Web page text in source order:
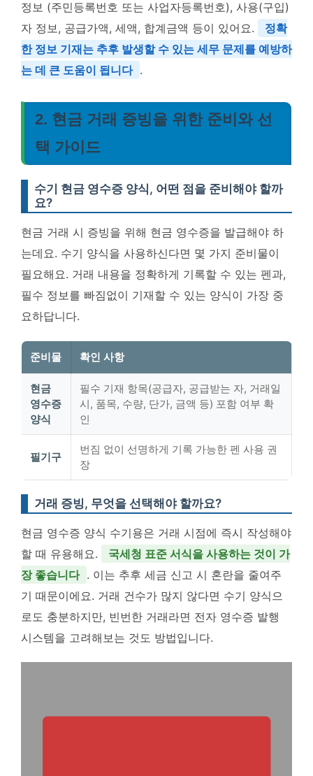
정보 (주민등록번호 또는 사업자등록번호), 사용(구입)
자 정보, 공급가액, 세액, 합계금액 등이 있어요.
정확
한 정보 기재는 추후 발생할 수 있는 세무 문제를 예방하
는 데 큰 도움이 됩니다 .
2. 현금 거래 증빙을 위한 준비와 선
택 가이드
수기 현금 영수증 양식, 어떤 점을 준비해야 할까
요?
현금 거래 시 증빙을 위해 현금 영수증을 발급해야 하
는데요. 수기 양식을 사용하신다면 몇 가지 준비물이
필요해요. 거래 내용을 정확하게 기록할 수 있는 펜과,
필수 정보를 빠짐없이 기재할 수 있는 양식이 가장 중
요하답니다.
준비물 확인 사항
현금
영수증
양식
필수 기재 항목(공급자, 공급받는 자, 거래일
시, 품목, 수량, 단가, 금액 등) 포함 여부 확
인
필기구
번짐 없이 선명하게 기록 가능한 펜 사용 권
장
거래 증빙, 무엇을 선택해야 할까요?
현금 영수증 양식 수기용은 거래 시점에 즉시 작성해야
할 때 유용해요.
국세청 표준 서식을 사용하는 것이 가
장 좋습니다 . 이는 추후 세금 신고 시 혼란을 줄여주
기 때문이에요. 거래 건수가 많지 않다면 수기 양식으
로도 충분하지만, 빈번한 거래라면 전자 영수증 발행
시스템을 고려해보는 것도 방법입니다.